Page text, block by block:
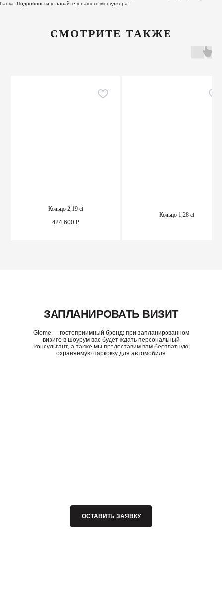
банка. Подробности узнавайте у нашего менеджера.
СМОТРИТЕ ТАКЖЕ
Кольцо 2,19 ct
424 600 ₽
Кольцо 1,28 ct
ЗАПЛАНИРОВАТЬ ВИЗИТ
Giome — гостеприимный бренд: при запланированном
визите в шоурум вас будет ждать персональный
консультант, а также мы предоставим вам бесплатную
охраняемую парковку для автомобиля
ОСТАВИТЬ ЗАЯВКУ